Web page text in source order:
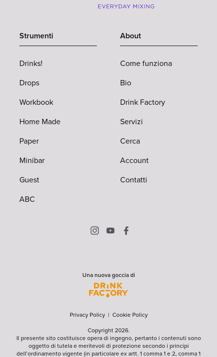
Strumenti
Drinks!
Drops
Workbook
Home Made
Paper
Minibar
Guest
ABC
About
Come funziona
Bio
Drink Factory
Servizi
Cerca
Account
Contatti
Una nuova goccia di
Privacy Policy| Cookie Policy
Copyright 2026.
Il presente sito costituisce opera di ingegno, pertanto i contenuti sono
oggetto di tutela e meritevoli di protezione secondo i principi
dell’ordinamento vigente (in particolare ex artt. 1 comma 1 e 2, comma 1